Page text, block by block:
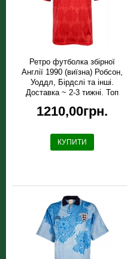
Ретро футболка збірної
Англії 1990 (виїзна) Робсон,
Уоддл, Бірдслі та інші.
Доставка ~ 2-3 тижні. Топ
1210,00грн.
КУПИТИ